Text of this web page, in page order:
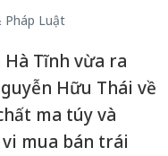
Pháp Luật
Hà Tĩnh vừa ra
Hữu Thái về
ma túy và
mua bán trái